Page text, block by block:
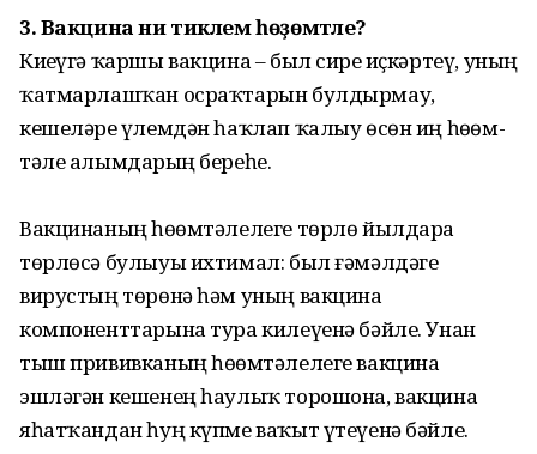
3. Вакцина ни тиклем һөҙөмтәле?
Киҙеүгә ҡаршы вакцина – был сирҙе иҫкәртеү, уның
ҡатмарлашҡан осраҡтарын булдырмау,
кешеләрҙе үлемдән һаҡлап ҡалыу өсөн иң һөҙөм­
тәле алымдарҙың береһе.
Вакцинаның һөҙөмтәлелеге төрлө йылдарҙа
төрлөсә булыуы ихтимал: был ғәмәлдәге
вирустың төрөнә һәм уның вакцина
компоненттарына тура килеүенә бәйле. Унан
тыш прививканың һөҙөмтәлелеге вакцина
эшләгән кешенең һаулыҡ торошона, вакцина
яһатҡандан һуң күпме ваҡыт үтеүенә бәйле.